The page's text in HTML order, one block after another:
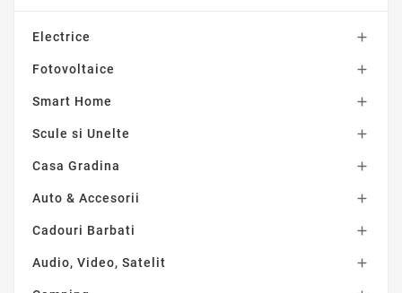
Electrice 
Fotovoltaice 
Smart Home 
Scule si Unelte 
Casa Gradina 
Auto & Accesorii 
Cadouri Barbati 
Audio, Video, Satelit 